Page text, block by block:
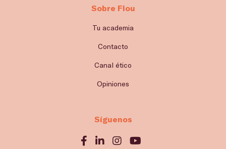
Sobre Flou
Tu academia
Contacto
Canal ético
Opiniones
Síguenos